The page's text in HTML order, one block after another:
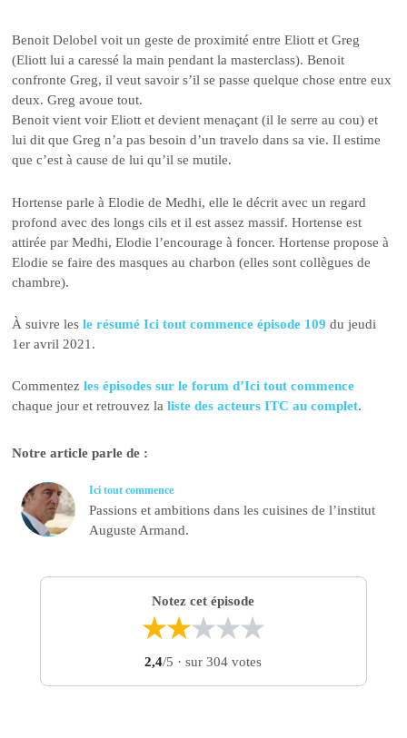
Benoit Delobel voit un geste de proximité entre Eliott et Greg
(Eliott lui a caressé la main pendant la masterclass). Benoit
confronte Greg, il veut savoir s’il se passe quelque chose entre eux
deux. Greg avoue tout.
Benoit vient voir Eliott et devient menaçant (il le serre au cou) et
lui dit que Greg n’a pas besoin d’un travelo dans sa vie. Il estime
que c’est à cause de lui qu’il se mutile.
Hortense parle à Elodie de Medhi, elle le décrit avec un regard
profond avec des longs cils et il est assez massif. Hortense est
attirée par Medhi, Elodie l’encourage à foncer. Hortense propose à
Elodie se faire des masques au charbon (elles sont collègues de
chambre).
À suivre lesle résumé Ici tout commence épisode 109 du jeudi
1er avril 2021.
Commentezles épisodes sur le forum d’Ici tout commence
chaque jour et retrouvez laliste des acteurs ITC au complet.
Notre article parle de :
Ici tout commence
Passions et ambitions dans les cuisines de l’institut
Auguste Armand.
Notez cet épisode
★★★★★
2,4/5 · sur 304 votes